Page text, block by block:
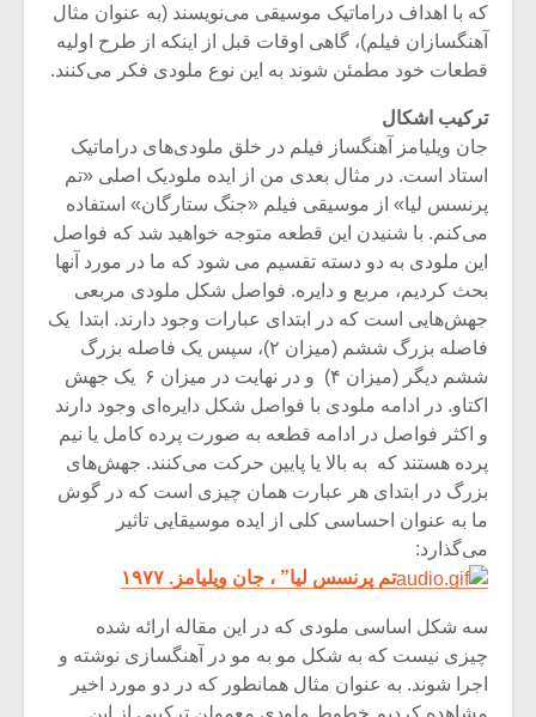
که با اهداف دراماتیک موسیقی می‌نویسند (به عنوان مثال
آهنگسازان فیلم)، گاهی اوقات قبل از اینکه از طرح اولیه
قطعات خود مطمئن شوند به این نوع ملودی فکر می‌کنند.
ترکیب اشکال
جان ویلیامز آهنگساز فیلم در خلق ملودی‌های دراماتیک
استاد است. در مثال بعدی من از ایده ملودیک اصلی «تم
پرنسس لیا» از موسیقی فیلم «جنگ ستارگان» استفاده
می‌کنم. با شنیدن این قطعه متوجه خواهید شد که فواصل
این ملودی به دو دسته تقسیم می شود که ما در مورد آنها
بحث کردیم، مربع و دایره. فواصل شکل ملودی مربعی
جهش‌هایی است که در ابتدای عبارات وجود دارند. ابتدا یک
فاصله بزرگ ششم (میزان ۲)، سپس یک فاصله بزرگ
ششم دیگر (میزان ۴) و در نهایت در میزان ۶ یک جهش
اکتاو. در ادامه ملودی با فواصل شکل دایره‌ای وجود دارند
و اکثر فواصل در ادامه قطعه به صورت پرده کامل یا نیم
پرده هستند که به بالا یا پایین حرکت می‌کنند. جهش‌های
بزرگ در ابتدای هر عبارت همان چیزی است که در گوش
ما به عنوان احساسی کلی از ایده موسیقایی تاثیر
می‌گذارد:
تم پرنسس لیا” ، جان ویلیامز. ۱۹۷۷
سه شکل اساسی ملودی که در این مقاله ارائه شده
چیزی نیست که به شکل مو به مو در آهنگسازی نوشته و
اجرا شوند. به عنوان مثال همانطور که در دو مورد اخیر
مشاهده کردیم خطوط ملودی معمولن ترکیبی از این